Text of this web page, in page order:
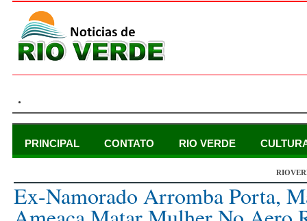
.
PRINCIPAL CONTATO RIO VERDE
Ex-Namorado Arromba Porta,